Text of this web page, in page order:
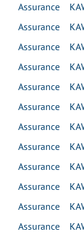
Assurance
Assurance
Assurance
Assurance
Assurance
Assurance
Assurance
Assurance
Assurance
Assurance
Assurance
Assurance